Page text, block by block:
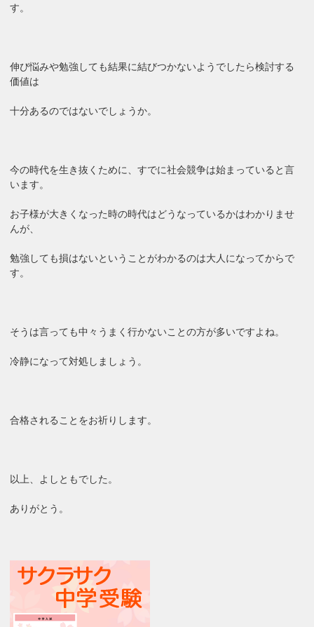
す。
伸び悩みや勉強しても結果に結びつかないようでしたら検討する
価値は
十分あるのではないでしょうか。
今の時代を生き抜くために、すでに社会競争は始まっていると言
います。
お子様が大きくなった時の時代はどうなっているかはわかりませ
んが、
勉強しても損はないということがわかるのは大人になってからで
す。
そうは言っても中々うまく行かないことの方が多いですよね。
冷静になって対処しましょう。
合格されることをお祈りします。
以上、よしともでした。
ありがとう。